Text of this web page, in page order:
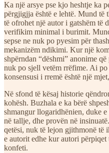
Ka një arsye pse kjo heshtje ka
përgjigjja është e lehtë. Mund të
të ofrohet një autor i gatshëm të
verifikim minimal i burimit.
sepse ne nuk po pyesim për
mekanizëm ndikimi. Kur një
shpërndan “dëshmi” anonime
nuk po sjell vetëm rrëfime. Ai
konsensusi i rremë është një
Në sfond të kësaj historie
kohësh. Buzhala e ka bërë
shmangur llogaridhënien, duke
në tallje, dhe provën në
qetësi, nuk të lejon gjithmonë të
e autorit edhe kur autori përpiqet
konfeti.